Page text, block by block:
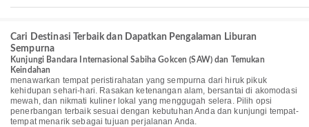
Cari Destinasi Terbaik dan Dapatkan Pengalaman Liburan
Sempurna
Kunjungi Bandara Internasional Sabiha Gokcen (SAW) dan Temukan
Keindahan
menawarkan tempat peristirahatan yang sempurna dari hiruk pikuk
kehidupan sehari-hari. Rasakan ketenangan alam, bersantai di akomodasi
mewah, dan nikmati kuliner lokal yang menggugah selera. Pilih opsi
penerbangan terbaik sesuai dengan kebutuhan Anda dan kunjungi tempat-
tempat menarik sebagai tujuan perjalanan Anda.